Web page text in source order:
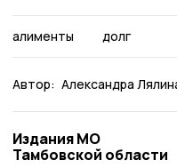
алименты долг
Автор: Александра
Издания МО
Тамбовской области